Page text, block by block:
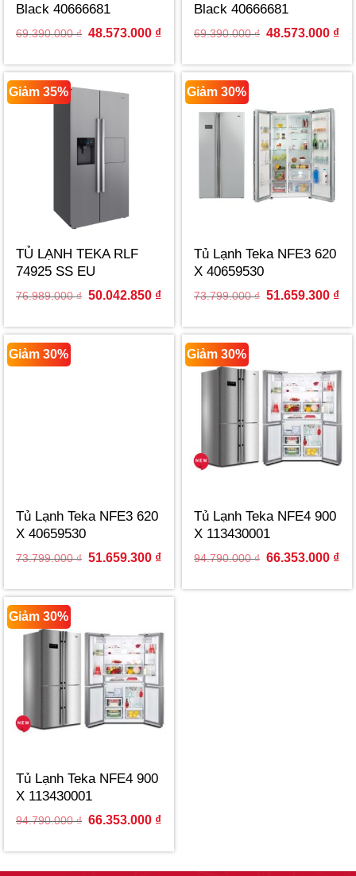
Black 40666681
69.390.000₫ Original
69.390.000 ₫.
48.573.000 ₫Current
48.573.000 ₫.
Black 40666681
69.390.000₫ Original
69.390.000 ₫.
48.573.000 ₫
Giảm 35%
TỦ LẠNH TEKA RLF
74925 SS EU
113430010
76.989.000₫ Original
76.989.000 ₫.
50.042.850 ₫Current
50.042.850 ₫.
Giảm 30%
Tủ Lạnh Teka NFE3 620
X 40659530
73.799.000₫ Original
73.799.000 ₫.
51.659.300 ₫
Giảm 30%
Tủ Lạnh Teka NFE3 620
X 40659530
73.799.000₫ Original
73.799.000 ₫.
51.659.300 ₫Current
51.659.300 ₫.
Giảm 30%
Tủ Lạnh Teka NFE4 900
X 113430001
94.790.000₫ Original
94.790.000 ₫.
66.353.000 ₫
Giảm 30%
Tủ Lạnh Teka NFE4 900
X 113430001
94.790.000₫ Original
94.790.000 ₫.
66.353.000 ₫Current
66.353.000 ₫.